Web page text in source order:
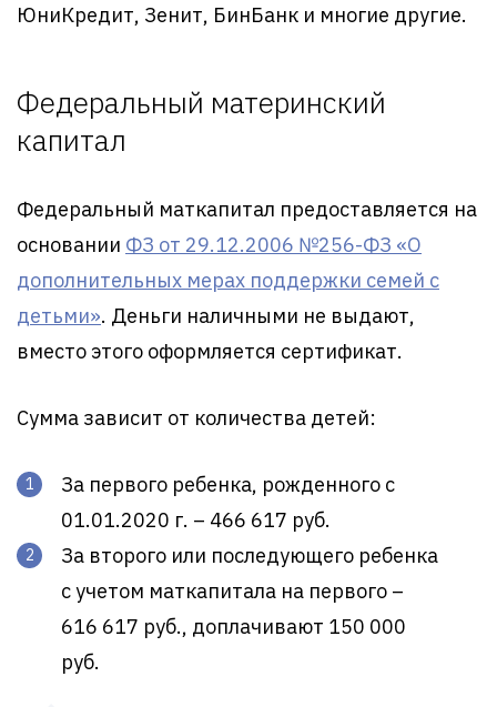
ЮниКредит, Зенит, БинБанк и многие другие.
Федеральный материнский
капитал
Федеральный маткапитал предоставляется на
основании ФЗ от 29.12.2006 №256-ФЗ «О
дополнительных мерах поддержки семей с
детьми». Деньги наличными не выдают,
вместо этого оформляется сертификат.
Сумма зависит от количества детей:
За первого ребенка, рожденного с
01.01.2020 г. – 466 617 руб.
За второго или последующего ребенка
с учетом маткапитала на первого –
616 617 руб., доплачивают 150 000
руб.